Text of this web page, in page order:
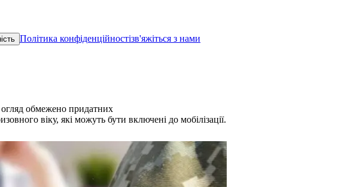
Політика конфіденційностізв'яжіться з нами
обмежено придатних
віку, які можуть бути включені до мобілізації.